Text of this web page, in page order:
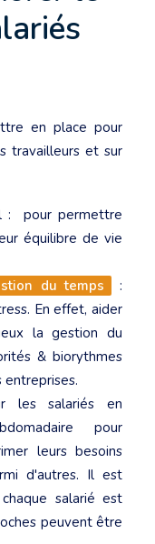
en place pour
travailleurs et sur
: pour permettre
équilibre de vie
du temps
:
En effet, aider
la gestion du
& biorythmes
entreprises.
les salariés en
pour
leurs besoins
d'autres. Il est
salarié est
peuvent être